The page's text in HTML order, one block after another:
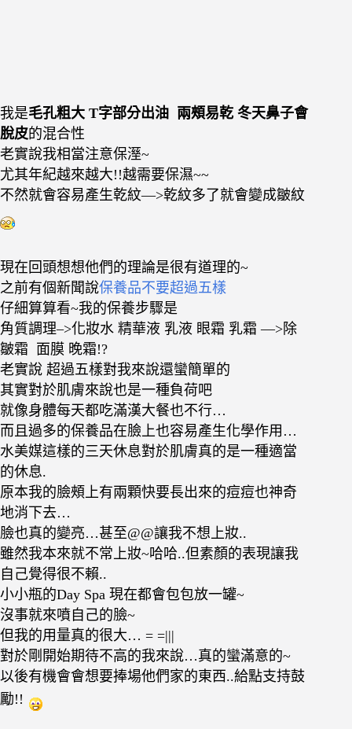
我是毛孔粗大 T字部分出油 兩頰易乾 冬天鼻子會
脫皮的混合性
老實說我相當注意保溼~
尤其年紀越來越大!!越需要保濕~~
不然就會容易產生乾紋—>乾紋多了就會變成皺紋
現在回頭想想他們的理論是很有道理的~
之前有個新聞說保養品不要超過五樣
仔細算算看~我的保養步驟是
角質調理–>化妝水 精華液 乳液 眼霜 乳霜 —>除
皺霜 面膜 晚霜!?
老實說 超過五樣對我來說還蠻簡單的
其實對於肌膚來說也是一種負荷吧
就像身體每天都吃滿漢大餐也不行…
而且過多的保養品在臉上也容易產生化學作用…
水美媒這樣的三天休息對於肌膚真的是一種適當
的休息.
原本我的臉頰上有兩顆快要長出來的痘痘也神奇
地消下去…
臉也真的變亮…甚至@@讓我不想上妝..
雖然我本來就不常上妝~哈哈..但素顏的表現讓我
自己覺得很不賴..
小小瓶的Day Spa 現在都會包包放一罐~
沒事就來噴自己的臉~
但我的用量真的很大… = =|||
對於剛開始期待不高的我來說…真的蠻滿意的~
以後有機會會想要捧場他們家的東西..給點支持鼓
勵!!